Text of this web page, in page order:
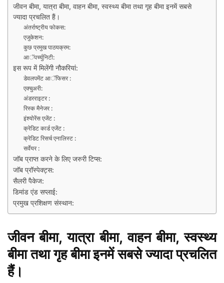
जीवन बीमा, यात्रा बीमा, वाहन बीमा, स्वस्थ्य बीमा तथा गृह बीमा इनमें सबसे
ज्यादा प्रचलित हैं।
अंतर्राष्ट्रीय फोकस:
एजुकेशन:
कुछ प्रमुख पाठयक्रम:
आॅपर्च्युनिटी:
इस रूप में मिलेंगी नौकरियां:
डेवलपमेंट आॅफिसर :
एक्चुअरी:
अंडरराइटर :
रिस्क मैनेजर :
इंश्योरेंस एजेंट :
क्रेडिट कार्ड एजेंट :
क्रेडिट रिसर्च एनालिस्ट :
सर्वेयर :
जॉब प्राप्त करने के लिए जरुरी टिप्स:
जॉब प्रॉस्पेक्ट्स:
सैलरी पैकेज:
डिमांड एंड सप्लाई:
प्रमुख प्रशिक्षण संस्थान:
जीवन बीमा, यात्रा बीमा, वाहन बीमा, स्वस्थ्य
बीमा तथा गृह बीमा इनमें सबसे ज्यादा प्रचलित
हैं।